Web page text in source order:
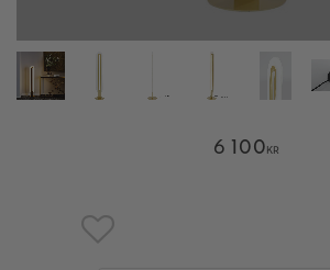
6 100KR
Lägg till i favoriter